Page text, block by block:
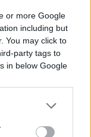
or more Google
including but
You may click to
party tags to
in below Google
smonta i
per